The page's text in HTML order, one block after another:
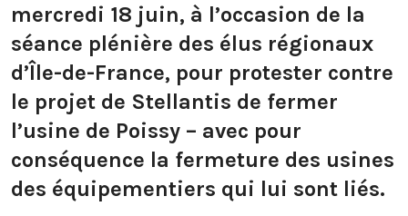
mercredi 18 juin, à l’occasion de la
séance plénière des élus régionaux
d’Île-de-France, pour protester contre
le projet de Stellantis de fermer
l’usine de Poissy – avec pour
conséquence la fermeture des usines
des équipementiers qui lui sont liés.